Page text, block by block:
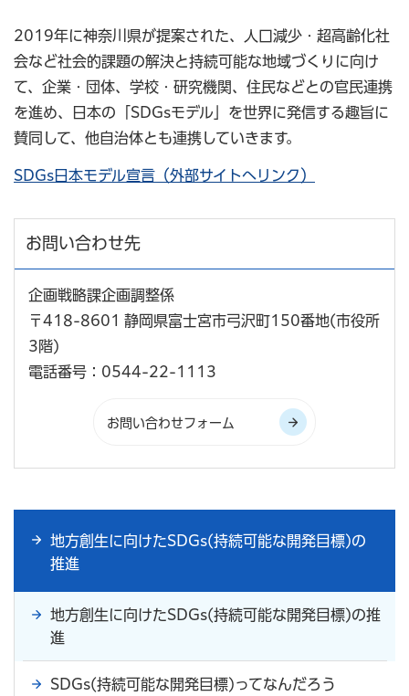
2019年に神奈川県が提案された、人口減少・超高齢化社
会など社会的課題の解決と持続可能な地域づくりに向け
て、企業・団体、学校・研究機関、住民などとの官民連携
を進め、日本の「SDGsモデル」を世界に発信する趣旨に
賛同して、他自治体とも連携していきます。
SDGs日本モデル宣言（外部サイトへリンク）
お問い合わせ先
企画戦略課企画調整係
〒418-8601 静岡県富士宮市弓沢町150番地(市役所
3階)
電話番号：0544-22-1113
地方創生に向けたSDGs(持続可能な開発目標)の
推進
地方創生に向けたSDGs(持続可能な開発目標)の推
進
SDGs(持続可能な開発目標)ってなんだろう